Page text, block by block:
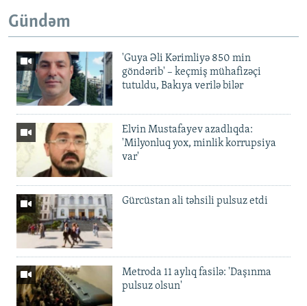
Gündəm
'Guya Əli Kərimliyə 850 min
göndərib' – keçmiş mühafizəçi
tutuldu, Bakıya verilə bilər
Elvin Mustafayev azadlıqda:
'Milyonluq yox, minlik korrupsiya
var'
Gürcüstan ali təhsili pulsuz etdi
Metroda 11 aylıq fasilə: 'Daşınma
pulsuz olsun'